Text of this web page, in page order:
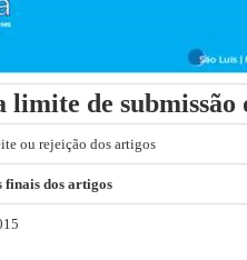
limite de submissão
ou rejeição dos artigos
finais dos artigos